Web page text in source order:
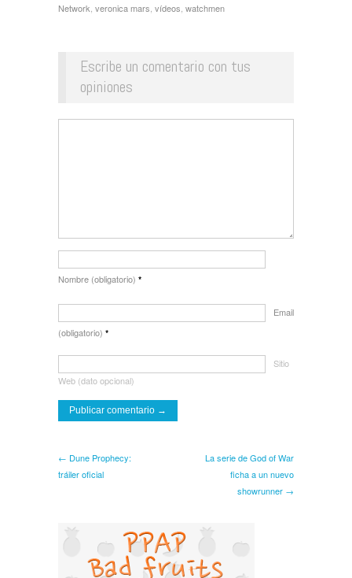
Network veronica mars vídeos watchmen
Escribe un comentario con tus
opiniones
Nombre (obligatorio) *
Email
(obligatorio) *
Sitio
Web (dato opcional)
← Dune Prophecy:
tráiler oficial
La serie de God of War
ficha a un nuevo
showrunner →